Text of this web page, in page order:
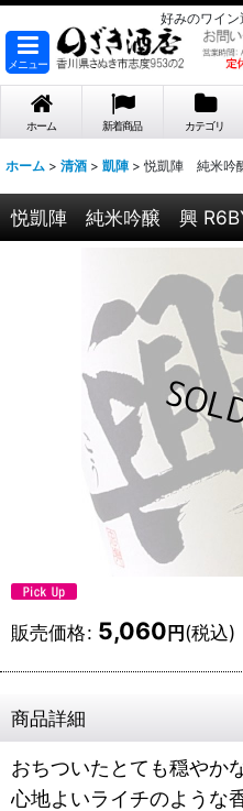
好みのワイ
メニュー
ホーム 新着商品 カテゴリ
ホーム > 清酒 > 凱陣 > 悦凱陣 純米
悦凱陣 純米吟醸 興
販売価格: 5,060 円 (税込)
商品詳細
おちついたとても穏やか
心地よいライチのような